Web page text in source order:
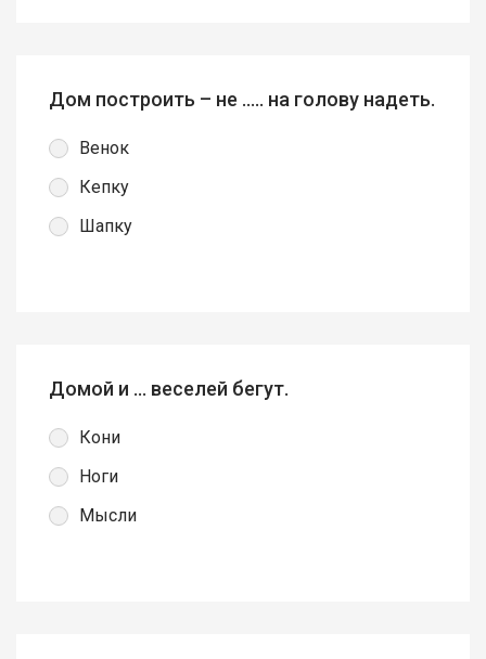
Дом построить – не ….. на голову надеть.
Венок
Кепку
Шапку
Домой и … веселей бегут.
Кони
Ноги
Мысли